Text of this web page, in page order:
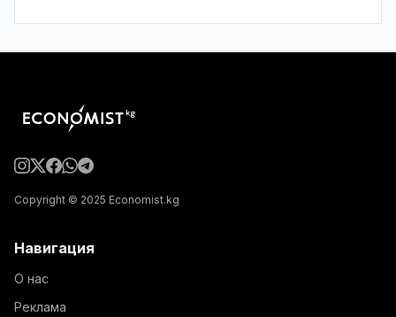
Copyright © 2025 Economist.kg
Навигация
О нас
Реклама